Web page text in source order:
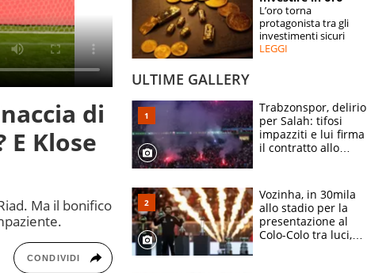
SPECIALI
ESPERTI
di
Klose
Ma il bonifico
CONDIVIDI
L’oro torna
protagonista tra gli
investimenti sicuri
LEGGI
ULTIME GALLERY
Trabzonspor, delirio
per Salah: tifosi
impazziti e lui firma
il contratto allo
Vozinha, in 30mila
allo stadio per la
presentazione al
Colo-Colo tra luci,